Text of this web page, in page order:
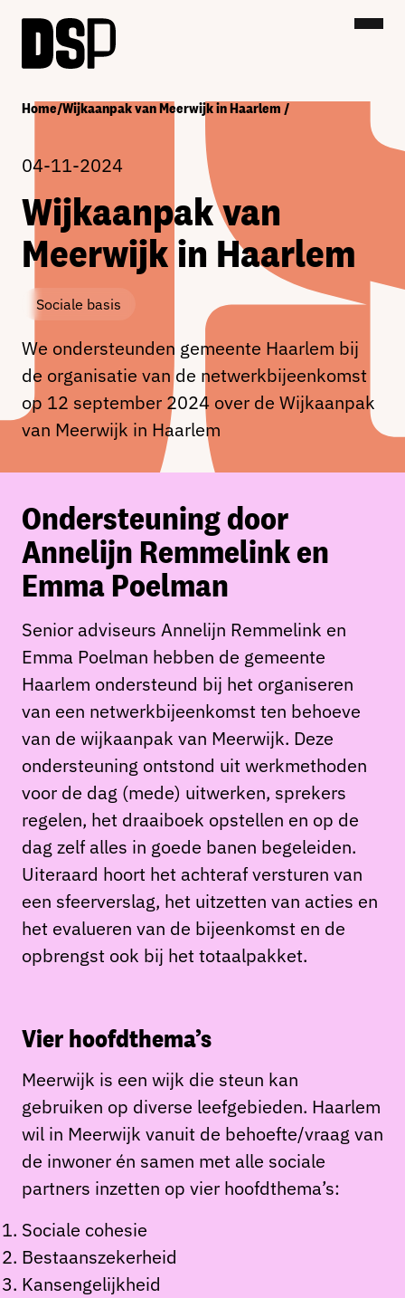
Home/Wijkaanpak van Meerwijk in Haarlem /
04-11-2024
Wijkaanpak van
Meerwijk in Haarlem
Sociale basis
We ondersteunden gemeente Haarlem bij
de organisatie van de netwerkbijeenkomst
op 12 september 2024 over de Wijkaanpak
van Meerwijk in Haarlem
Ondersteuning door
Annelijn Remmelink en
Emma Poelman
Senior adviseurs Annelijn Remmelink en
Emma Poelman hebben de gemeente
Haarlem ondersteund bij het organiseren
van een netwerkbijeenkomst ten behoeve
van de wijkaanpak van Meerwijk. Deze
ondersteuning ontstond uit werkmethoden
voor de dag (mede) uitwerken, sprekers
regelen, het draaiboek opstellen en op de
dag zelf alles in goede banen begeleiden.
Uiteraard hoort het achteraf versturen van
een sfeerverslag, het uitzetten van acties en
het evalueren van de bijeenkomst en de
opbrengst ook bij het totaalpakket.
Vier hoofdthema’s
Meerwijk is een wijk die steun kan
gebruiken op diverse leefgebieden. Haarlem
wil in Meerwijk vanuit de behoefte/vraag van
de inwoner én samen met alle sociale
partners inzetten op vier hoofdthema’s:
Sociale cohesie
Bestaanszekerheid
Kansengelijkheid